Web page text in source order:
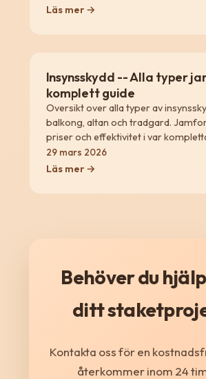
Läs mer →
Insynsskydd -- Alla typer
komplett guide
Oversikt over alla typer av
balkong, altan och tradgard.
priser och effektivitet i var
29 mars 2026
Läs mer →
Behöver du
ditt
Kontakta oss för en
återkommer inom 24